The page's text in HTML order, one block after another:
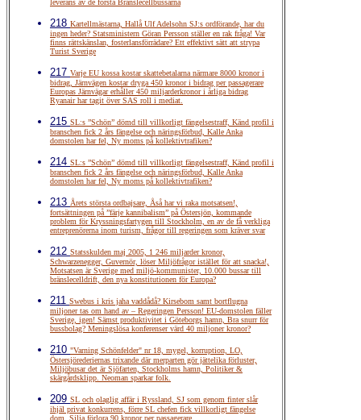
leverans av de första Bränslecellbussarna
218 Kartellmästarna, Hallå Ulf Adelsohn SJ:s ordförande, har du
ingen heder? Statsministern Göran Persson ställer en rak fråga! Var
finns rättskänslan, fosterlansförrädare? Ett effektivt sätt att strypa
Turist Sverige
217 Varje EU kossa kostar skattebetalarna närmare 8000 kronor i
bidrag, Järnvägen kostar dryga 450 kronor i bidrag per passagerare
Europas Järnvägar erhåller 450 miljarderkronor i årliga bidrag
Ryanair har tagit över SAS roll i mediat.
215 SL:s ”Schön” dömd till villkorligt fängelsestraff, Känd profil i
branschen fick 2 års fängelse och näringsförbud, Kalle Anka
domstolen har fel, Ny moms på kollektivtrafiken?
214 SL:s ”Schön” dömd till villkorligt fängelsestraff, Känd profil i
branschen fick 2 års fängelse och näringsförbud, Kalle Anka
domstolen har fel, Ny moms på kollektivtrafiken?
213 Årets största ordbajsare, Åså har vi raka motsatsen!,
fortsättningen på ”färje kannibalism” på Östersjön, kommande
problem för Kryssningsfartygen till Stockholm, en av de få verkliga
entreprenörerna inom turism, frågor till regeringen som kräver svar
212 Statsskulden maj 2005, 1 246 miljarder kronor,
Schwarzenegger, Guvernör, löser Miljöfrågor istället för att snacka!,
Motsatsen är Sverige med miljö-kommunister, 10.000 bussar till
bränslecelldrift, den nya konstitutionen för Europa?
211 Swebus i kris jaha vaddådå? Kirsebom samt bortflugna
miljoner tas om hand av – Regeringen Persson! EU-domstolen fäller
Sverige, igen! Sämst produktivitet i Göteborgs hamn, Bra snurr för
bussbolag? Meningslösa konferenser värd 40 miljoner kronor?
210 "Varning Schönfelder" nr 18, mygel, korruption, LO,
Östersjörederiernas trixande där merparten gör jättelika förluster,
Miljöbusar det är Sjöfarten, Stockholms hamn, Politiker &
skärgårdsklipp. Neoman sparkar folk.
209 SL och olaglig affär i Ryssland, SJ som genom finter slår
ihjäl privat konkurrens, förre SL chefen fick villkorligt fängelse
dom, Silja förlora 90 kronor per passagerare.